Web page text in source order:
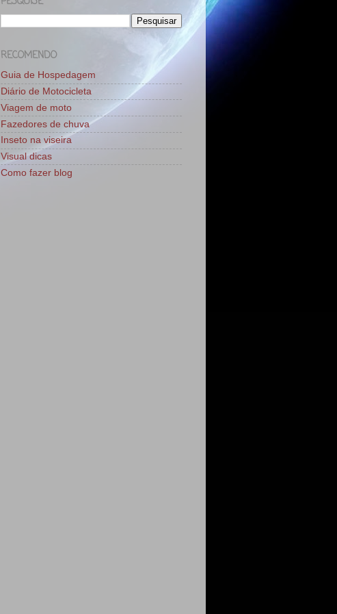
RECOMENDO
Guia de Hospedagem
Diário de Motocicleta
Viagem de moto
Fazedores de chuva
Inseto na viseira
Visual dicas
Como fazer blog